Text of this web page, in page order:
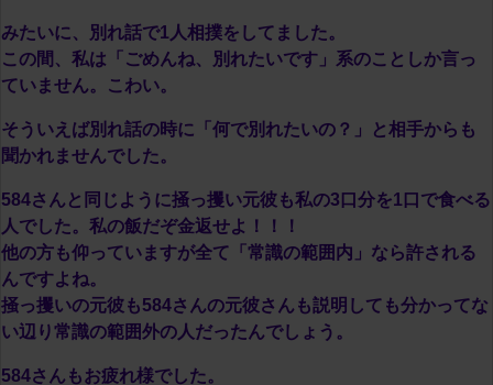
みたいに、別れ話で1人相撲をしてました。
この間、私は「ごめんね、別れたいです」系のことしか言っ
ていません。こわい。
そういえば別れ話の時に「何で別れたいの？」と相手からも
聞かれませんでした。
584さんと同じように掻っ攫い元彼も私の3口分を1口で食べる
人でした。私の飯だぞ金返せよ！！！
他の方も仰っていますが全て「常識の範囲内」なら許される
んですよね。
掻っ攫いの元彼も584さんの元彼さんも説明しても分かってな
い辺り常識の範囲外の人だったんでしょう。
584さんもお疲れ様でした。